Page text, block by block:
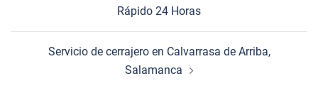
Rápido 24 Horas
Servicio de cerrajero en Calvarrasa de Arriba,
Salamanca